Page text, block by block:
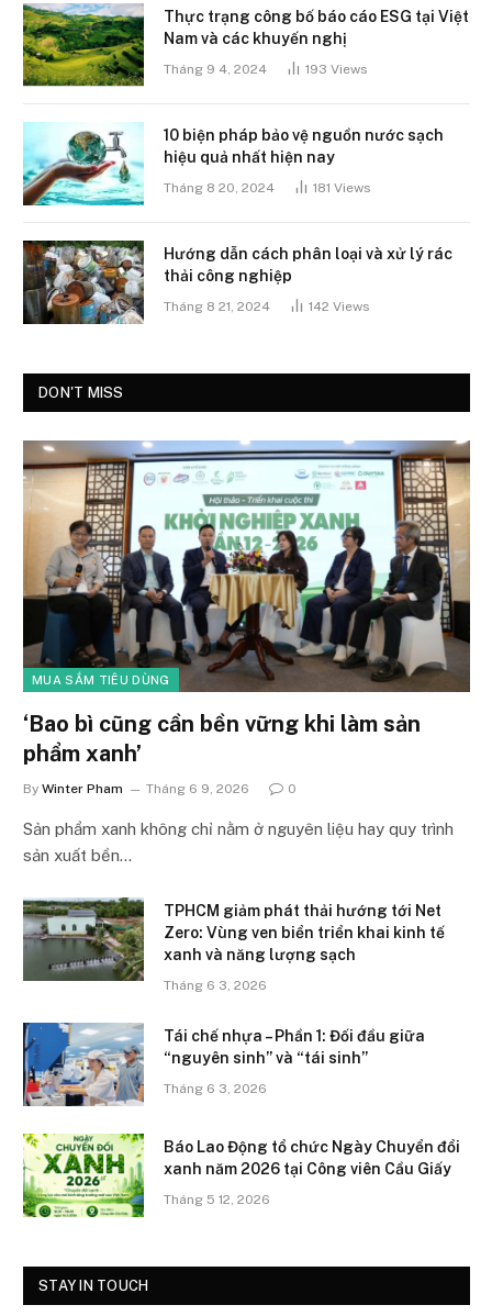
Thực trạng công bố báo cáo ESG tại Việt
Nam và các khuyến nghị
Tháng 9 4, 2024 193 Views
10 biện pháp bảo vệ nguồn nước sạch
hiệu quả nhất hiện nay
Tháng 8 20, 2024 181 Views
Hướng dẫn cách phân loại và xử lý rác
thải công nghiệp
Tháng 8 21, 2024 142 Views
DON'T MISS
MUA SẮM TIÊU DÙNG
‘Bao bì cũng cần bền vững khi làm sản
phẩm xanh’
By Winter Pham Tháng 6 9, 2026 0
Sản phẩm xanh không chỉ nằm ở nguyên liệu hay quy trình
sản xuất bền…
TPHCM giảm phát thải hướng tới Net
Zero: Vùng ven biển triển khai kinh tế
xanh và năng lượng sạch
Tháng 6 3, 2026
Tái chế nhựa – Phần 1: Đối đầu giữa
“nguyên sinh” và “tái sinh”
Tháng 6 3, 2026
Báo Lao Động tổ chức Ngày Chuyển đổi
xanh năm 2026 tại Công viên Cầu Giấy
Tháng 5 12, 2026
STAY IN TOUCH